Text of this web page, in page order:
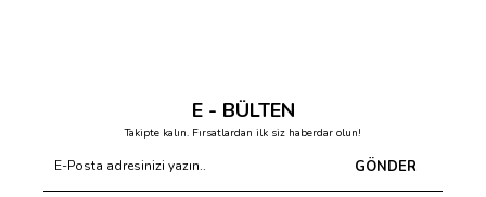
E - BÜLTEN
Takipte kalın. Fırsatlardan ilk siz haberdar olun!
GÖNDER